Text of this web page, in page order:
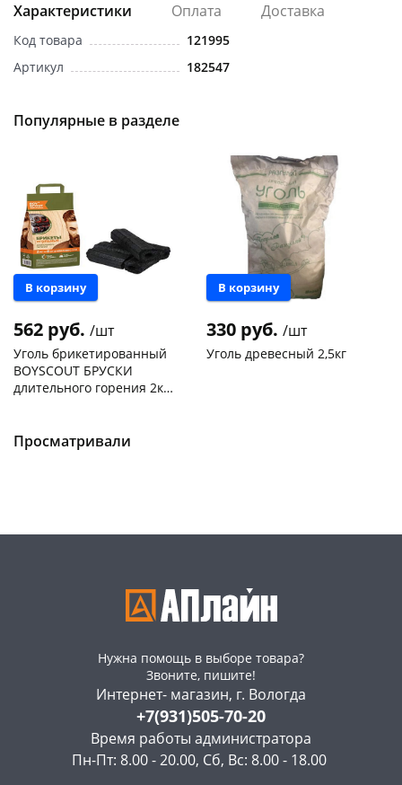
Характеристики Оплата Доставка
Код товара
121995
Артикул
182547
Популярные в разделе
В корзину
562 руб. /шт
Уголь брикетированный
BOYSCOUT БРУСКИ
длительного горения 2кг
Конева, 36
Пошехонское ш, 18
В корзину
330 руб. /шт
Уголь древесный 2,5кг
Просматривали
Нужна помощь в выборе товара?
Звоните, пишите!
Интернет- магазин, г. Вологда
+7(931)505-70-20
Время работы администратора
Пн-Пт: 8.00 - 20.00, Сб, Вс: 8.00 - 18.00